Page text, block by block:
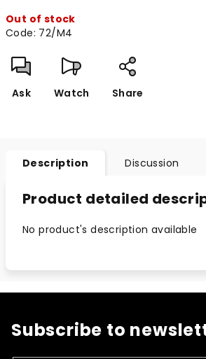
price:
Out of stock
Code: 72/M4
Ask Watch Share
Description Discussion
Product detailed
No product's description available
Subscribe to